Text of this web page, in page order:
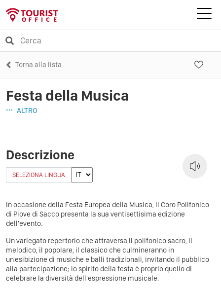
Torna alla lista
Festa della Musica
ALTRO
Descrizione
SELEZIONA LINGUA
In occasione della Festa Europea della Musica, il Coro Polifonico
di Piove di Sacco presenta la sua ventisettisima edizione
dell'evento.
Un variegato repertorio che attraversa il polifonico sacro, il
melodico, il popolare, il classico che culmineranno in
un'esibizione di musiche e balli tradizionali, invitando il pubblico
alla partecipazione; lo spirito della festa è proprio quello di
celebrare la diversità dell'espressione musicale.